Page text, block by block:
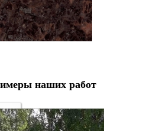
наших работ